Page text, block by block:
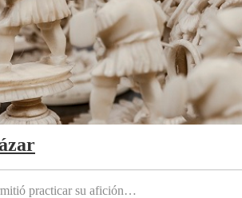
practicar su afición…